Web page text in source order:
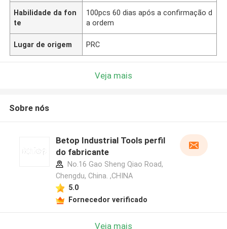
Habilidade da fon
te
100pcs 60 dias após a confirmação d
a ordem
Lugar de origem PRC
Veja mais
Sobre nós
Betop Industrial Tools perfil
do fabricante
No.16 Gao Sheng Qiao Road,
Chengdu, China. ,CHINA
5.0
Fornecedor verificado
Veja mais